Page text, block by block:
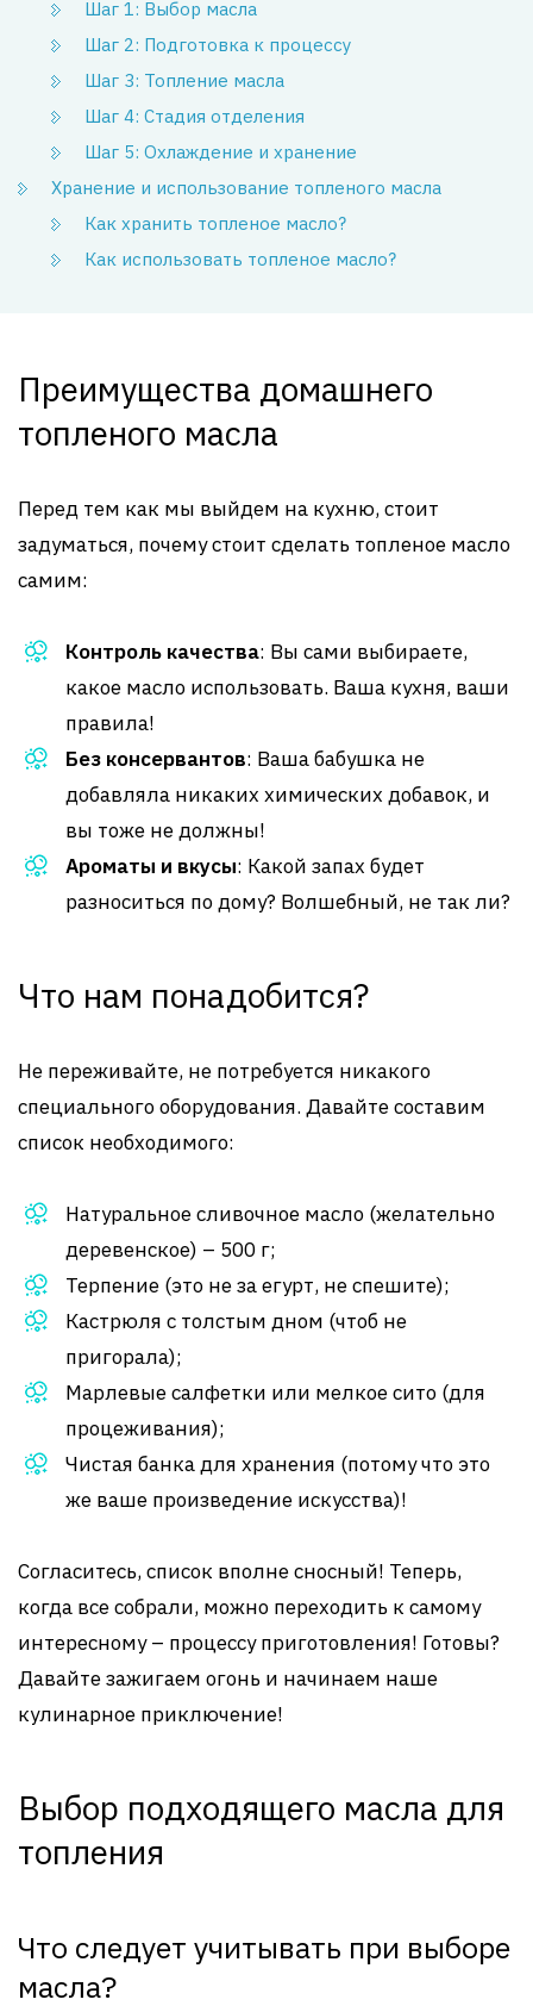
Шаг 1: Выбор масла
Шаг 2: Подготовка к процессу
Шаг 3: Топление масла
Шаг 4: Стадия отделения
Шаг 5: Охлаждение и хранение
Хранение и использование топленого масла
Как хранить топленое масло?
Как использовать топленое масло?
Преимущества домашнего
топленого масла
Перед тем как мы выйдем на кухню, стоит
задуматься, почему стоит сделать топленое масло
самим:
Контроль качества: Вы сами выбираете,
какое масло использовать. Ваша кухня, ваши
правила!
Без консервантов: Ваша бабушка не
добавляла никаких химических добавок, и
вы тоже не должны!
Ароматы и вкусы: Какой запах будет
разноситься по дому? Волшебный, не так ли?
Что нам понадобится?
Не переживайте, не потребуется никакого
специального оборудования. Давайте составим
список необходимого:
Натуральное сливочное масло (желательно
деревенское) – 500 г;
Терпение (это не за егурт, не спешите);
Кастрюля с толстым дном (чтоб не
пригорала);
Марлевые салфетки или мелкое сито (для
процеживания);
Чистая банка для хранения (потому что это
же ваше произведение искусства)!
Согласитесь, список вполне сносный! Теперь,
когда все собрали, можно переходить к самому
интересному – процессу приготовления! Готовы?
Давайте зажигаем огонь и начинаем наше
кулинарное приключение!
Выбор подходящего масла для
топления
Что следует учитывать при выборе
масла?